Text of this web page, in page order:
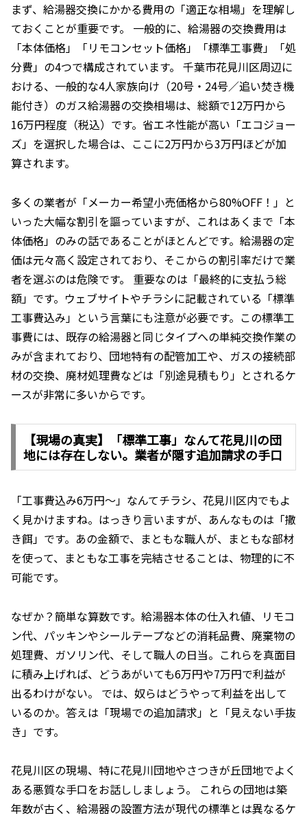
まず、給湯器交換にかかる費用の「適正な相場」を理解し
ておくことが重要です。 一般的に、給湯器の交換費用は
「本体価格」「リモコンセット価格」「標準工事費」「処
分費」の4つで構成されています。 千葉市花見川区周辺に
おける、一般的な4人家族向け（20号・24号／追い焚き機
能付き）のガス給湯器の交換相場は、総額で12万円から
16万円程度（税込）です。省エネ性能が高い「エコジョー
ズ」を選択した場合は、ここに2万円から3万円ほどが加
算されます。
多くの業者が「メーカー希望小売価格から80%OFF！」と
いった大幅な割引を謳っていますが、これはあくまで「本
体価格」のみの話であることがほとんどです。給湯器の定
価は元々高く設定されており、そこからの割引率だけで業
者を選ぶのは危険です。 重要なのは「最終的に支払う総
額」です。ウェブサイトやチラシに記載されている「標準
工事費込み」という言葉にも注意が必要です。この標準工
事費には、既存の給湯器と同じタイプへの単純交換作業の
みが含まれており、団地特有の配管加工や、ガスの接続部
材の交換、廃材処理費などは「別途見積もり」とされるケ
ースが非常に多いからです。
【現場の真実】「標準工事」なんて花見川の団
地には存在しない。業者が隠す追加請求の手口
「工事費込み6万円〜」なんてチラシ、花見川区内でもよ
く見かけますね。はっきり言いますが、あんなものは「撒
き餌」です。あの金額で、まともな職人が、まともな部材
を使って、まともな工事を完結させることは、物理的に不
可能です。
なぜか？簡単な算数です。給湯器本体の仕入れ値、リモコ
ン代、パッキンやシールテープなどの消耗品費、廃棄物の
処理費、ガソリン代、そして職人の日当。これらを真面目
に積み上げれば、どうあがいても6万円や7万円で利益が
出るわけがない。 では、奴らはどうやって利益を出して
いるのか。答えは「現場での追加請求」と「見えない手抜
き」です。
花見川区の現場、特に花見川団地やさつきが丘団地でよく
ある悪質な手口をお話ししましょう。 これらの団地は築
年数が古く、給湯器の設置方法が現代の標準とは異なるケ